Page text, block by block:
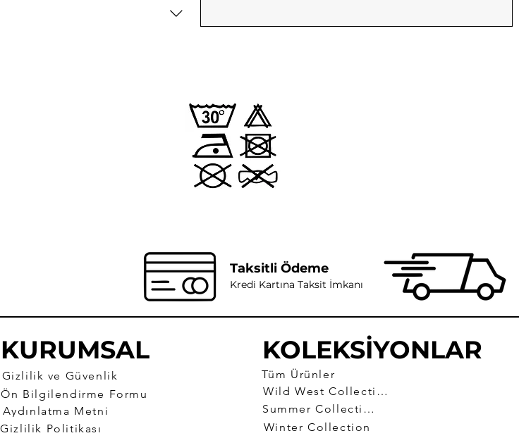
Taksitli Ödeme
Kredi Kartına Taksit İmkanı
KURUMSAL
Gizlilik ve Güvenlik
Ön Bilgilendirme Formu
Aydınlatma Metni
Gizlilik Politikası
KOLEKSİYONLAR
Tüm Ürünler
Wild West Collection
Summer Collection
Winter Collection